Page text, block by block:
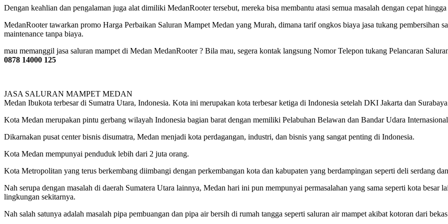
Dengan keahlian dan pengalaman juga alat dimiliki MedanRooter tersebut, mereka bisa membantu atasi semua masalah dengan cepat
MedanRooter tawarkan promo Harga Perbaikan Saluran Mampet Medan yang Murah, dimana tarif ongkos biaya jasa tukang pembersihan
maintenance tanpa biaya.
mau memanggil jasa saluran mampet di Medan MedanRooter ? Bila mau, segera kontak langsung Nomor Telepon tukang Pelancaran
0878 14000 125
JASA SALURAN MAMPET MEDAN
Medan Ibukota terbesar di Sumatra Utara, Indonesia. Kota ini merupakan kota terbesar ketiga di Indonesia setelah DKI Jakarta dan
Kota Medan merupakan pintu gerbang wilayah Indonesia bagian barat dengan memiliki Pelabuhan Belawan dan Bandar Udara
Dikarnakan pusat center bisnis disumatra, Medan menjadi kota perdagangan, industri, dan bisnis yang sangat penting di Indonesia.
Kota Medan mempunyai penduduk lebih dari 2 juta orang.
Kota Metropolitan yang terus berkembang diimbangi dengan perkembangan kota dan kabupaten yang berdampingan seperti deli serdang
Nah serupa dengan masalah di daerah Sumatera Utara lainnya, Medan hari ini pun mempunyai permasalahan yang sama seperti kota besar
lingkungan sekitarnya.
Nah salah satunya adalah masalah pipa pembuangan dan pipa air bersih di rumah tangga seperti saluran air mampet akibat kotoran dari